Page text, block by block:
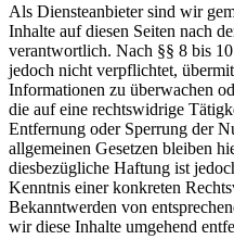
Als Diensteanbieter sind wir
Inhalte auf diesen Seiten nach
verantwortlich. Nach §§ 8 bis
jedoch nicht verpflichtet,
Informationen zu überwachen
die auf eine rechtswidrige
Entfernung oder Sperrung der
allgemeinen Gesetzen bleiben
diesbezügliche Haftung ist
Kenntnis einer konkreten
Bekanntwerden von
wir diese Inhalte umgehend